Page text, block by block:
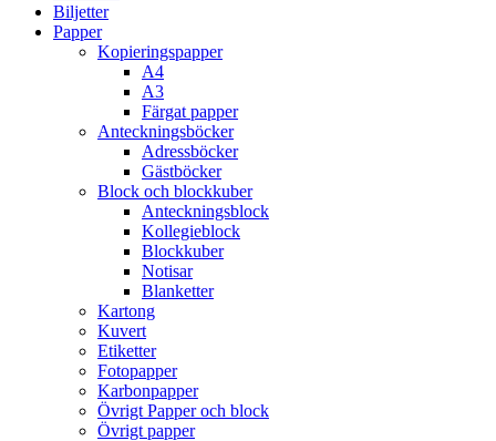
Biljetter
Papper
Kopieringspapper
A4
A3
Färgat papper
Anteckningsböcker
Adressböcker
Gästböcker
Block och blockkuber
Anteckningsblock
Kollegieblock
Blockkuber
Notisar
Blanketter
Kartong
Kuvert
Etiketter
Fotopapper
Karbonpapper
Övrigt Papper och block
Övrigt papper